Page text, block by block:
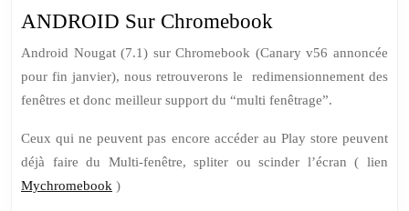
ANDROID Sur Chromebook
Android Nougat (7.1) sur Chromebook (Canary v56 annoncée
pour fin janvier), nous retrouverons le redimensionnement des
fenêtres et donc meilleur support du “multi fenêtrage”.
Ceux qui ne peuvent pas encore accéder au Play store peuvent
déjà faire du Multi-fenêtre, spliter ou scinder l’écran ( lien
Mychromebook )